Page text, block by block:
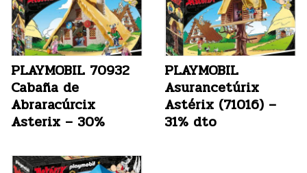
PLAYMOBIL 70932
Cabaña de
Abraracúrcix
Asterix – 30%
PLAYMOBIL
Asurancetúrix
Astérix (71016) –
31% dto